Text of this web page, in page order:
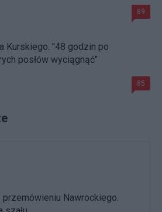
89
Kurskiego. "48 godzin po
posłów wyciągnąć"
85
przemówieniu Nawrockiego.